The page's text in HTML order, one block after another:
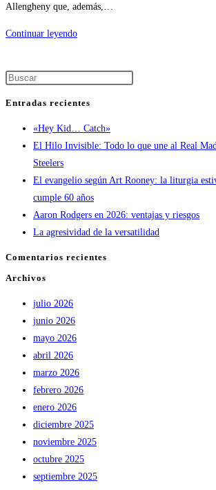
Allengheny que, además,…
Continuar leyendo
Entradas recientes
«Hey Kid… Catch»
El Hilo Invisible: Todo lo que une al Real
Steelers
El evangelio según Art Rooney: la liturgia
cumple 60 años
Aaron Rodgers en 2026: ventajas y riesgos
La agresividad de la versatilidad
Comentarios recientes
Archivos
julio 2026
junio 2026
mayo 2026
abril 2026
marzo 2026
febrero 2026
enero 2026
diciembre 2025
noviembre 2025
octubre 2025
septiembre 2025